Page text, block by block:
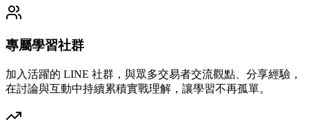
專屬學習社群
加入活躍的 LINE 社群，與眾多交易者交流觀點、分享經驗，
在討論與互動中持續累積實戰理解，讓學習不再孤單。